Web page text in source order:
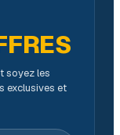
soyez les
exclusives et